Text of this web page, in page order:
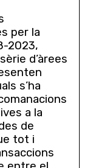
per la
2023,
d’àrees
s’ha
a la
de
tot i